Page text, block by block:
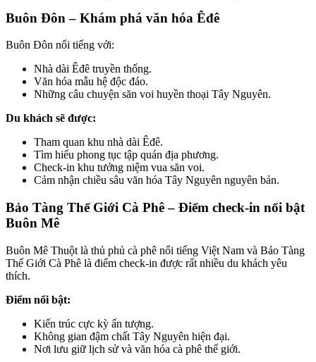
Buôn Đôn – Khám phá văn hóa Êđê
Buôn Đôn nổi tiếng với:
Nhà dài Êđê truyền thống.
Văn hóa mẫu hệ độc đáo.
Những câu chuyện săn voi huyền thoại Tây Nguyên.
Du khách sẽ được:
Tham quan khu nhà dài Êđê.
Tìm hiểu phong tục tập quán địa phương.
Check-in khu tưởng niệm vua săn voi.
Cảm nhận chiều sâu văn hóa Tây Nguyên nguyên bản.
Bảo Tàng Thế Giới Cà Phê – Điểm check-in nổi bật
Buôn Mê
Buôn Mê Thuột là thủ phủ cà phê nổi tiếng Việt Nam và Bảo Tàng
Thế Giới Cà Phê là điểm check-in được rất nhiều du khách yêu
thích.
Điểm nổi bật:
Kiến trúc cực kỳ ấn tượng.
Không gian đậm chất Tây Nguyên hiện đại.
Nơi lưu giữ lịch sử và văn hóa cà phê thế giới.